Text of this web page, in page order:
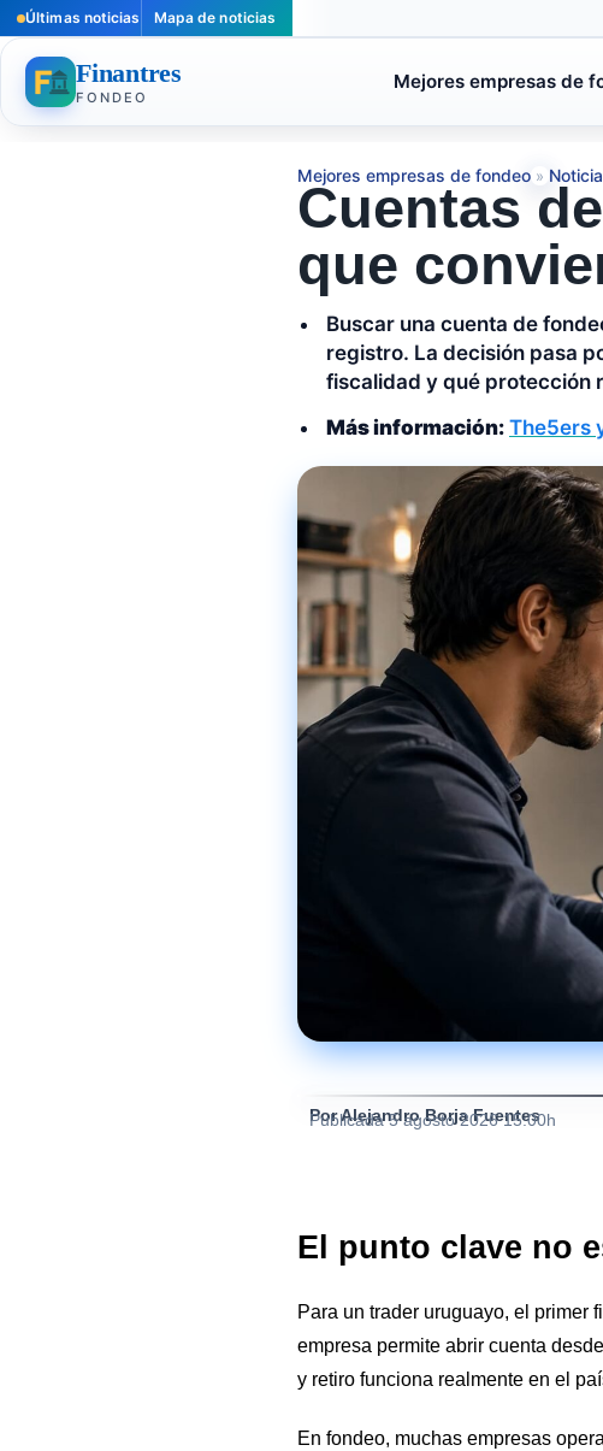
Últimas noticias Mapa de noticias
Finantres
FONDEO
Mejores empresas de
Mejores empresas de fondeo »
Cuentas
que
Buscar una cuenta de
registro. La decisión pasa
fiscalidad y qué protección
Más información: The5ers
Por Alejandro Borja Fuentes
Publicada 5 agosto 2026 15:00h
El punto clave no
Para un trader uruguayo, el primer
empresa permite abrir cuenta
y retiro funciona realmente en el
En fondeo, muchas empresas